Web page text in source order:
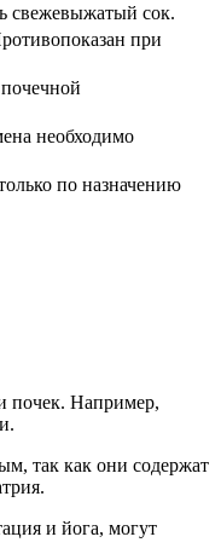
свежевыжатый сок.
при
необходимо
по назначению
почек. Например,
так как они содержат
и йога, могут